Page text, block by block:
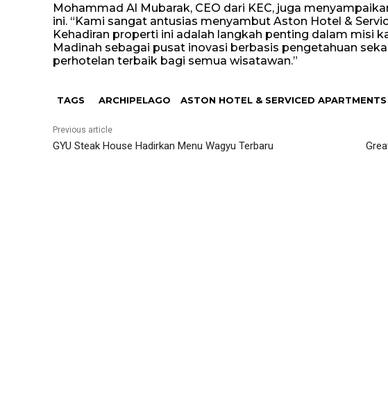
Mohammad Al Mubarak, CEO dari KEC, juga
ini. “Kami sangat antusias menyambut Aston Hotel &
Kehadiran properti ini adalah langkah penting dalam misi
Madinah sebagai pusat inovasi berbasis pengetahuan
perhotelan terbaik bagi semua wisatawan.”
TAGS ARCHIPELAGO ASTON HOTEL & SERVICED
Previous article
GYU Steak House Hadirkan Menu Wagyu Terbaru